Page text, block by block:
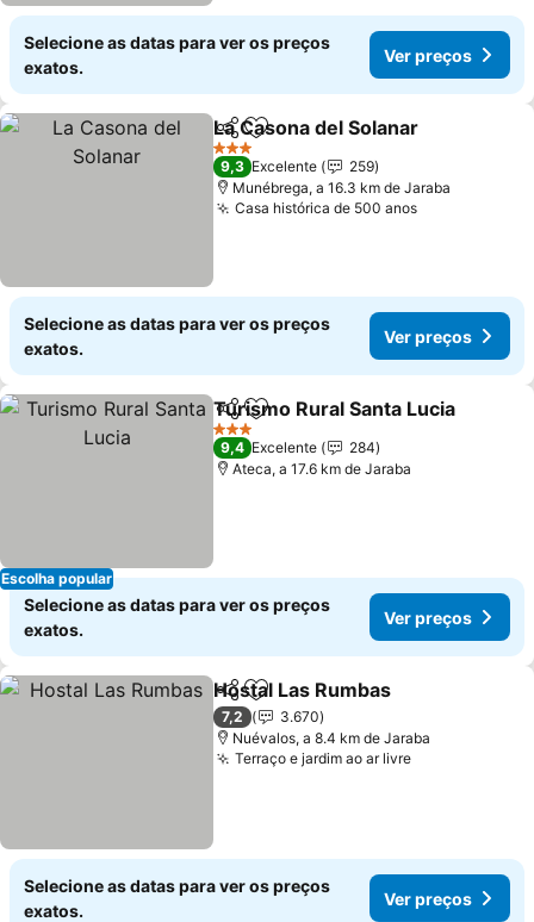
Selecione as datas para ver os preços
exatos.
Ver preços
PartilharAdicionar aos favoritos
La Casona del Solanar
3 Estrelas
9,3 Excelente
259
Munébrega, a 16.3 km de Jaraba
Casa histórica de 500 anosVer preços
Selecione as datas para ver os preços
exatos.
Ver preços
Escolha popular
PartilharAdicionar aos favoritos
Turismo Rural Santa Lucia
3 Estrelas
9,4 Excelente
284
Ateca, a 17.6 km de Jaraba
Selecione as datas para ver os preços
exatos.
Ver preços
PartilharAdicionar aos favoritos
Hostal Las Rumbas
7,2
3.670
Nuévalos, a 8.4 km de Jaraba
Terraço e jardim ao ar livreVer preços
Selecione as datas para ver os preços
exatos.
Ver preços